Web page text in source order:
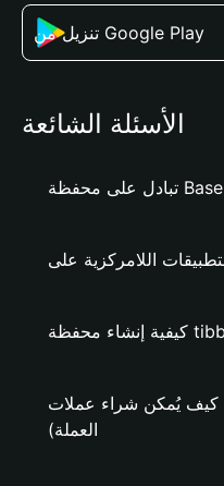
تنزيل من Google Play
الأسئلة الشائعة
تبادل على محفظة Base
كيف يُمكن شراء عملات tibbir؟ (فقط لمشروع
العملة)